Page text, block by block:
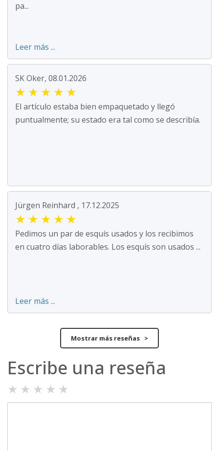
pa...
Leer más ...
SK Oker, 08.01.2026
★ ★ ★ ★ ★
El artículo estaba bien empaquetado y llegó
puntualmente; su estado era tal como se describía.
Jürgen Reinhard , 17.12.2025
★ ★ ★ ★ ★
Pedimos un par de esquís usados y los recibimos
en cuatro días laborables. Los esquís son usados ...
Leer más ...
Mostrar más reseñas >
Escribe una reseña
★ ★ ★ ★ ★